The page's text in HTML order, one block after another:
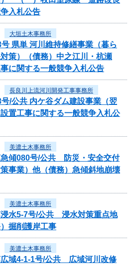
入札公告
大垣土木事務所
県単 河川維持修繕事業（暮ら
策）（債務）中之江川・杭瀬
に関する一般競争入札公告
長良川上流河川開発工事事務所
号/公共 内ケ谷ダム建設事業（翌
置工事に関する一般競争入札公
美濃土木事務所
急傾080号/公共 防災・安全交付
事業）他（債務）急傾斜地崩壊
美濃土木事務所
浸水5-7号/公共 浸水対策重点地
掘削護岸工事
美濃土木事務所
広域4-1-1号/公共 広域河川改修